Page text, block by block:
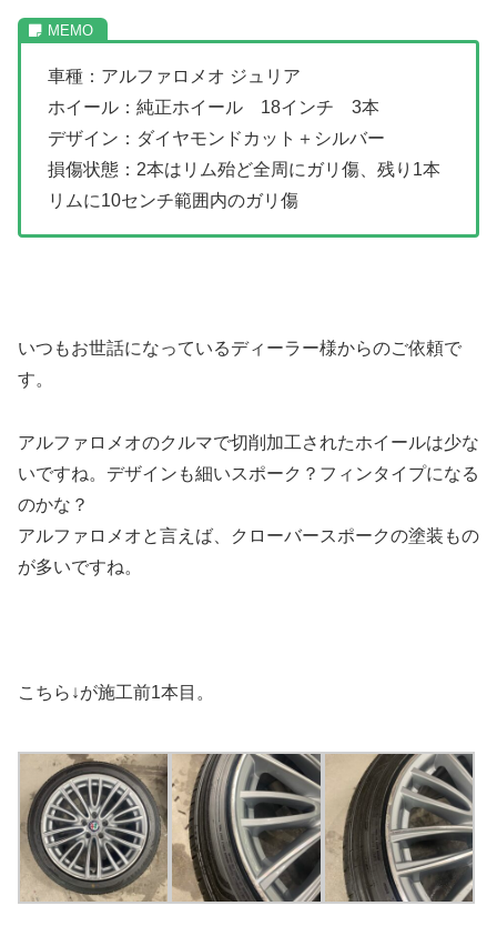
車種：アルファロメオ ジュリア
ホイール：純正ホイール 18インチ 3本
デザイン：ダイヤモンドカット＋シルバー
損傷状態：2本はリム殆ど全周にガリ傷、残り1本
リムに10センチ範囲内のガリ傷
いつもお世話になっているディーラー様からのご依頼で
す。
アルファロメオのクルマで切削加工されたホイールは少な
いですね。デザインも細いスポーク？フィンタイプになる
のかな？
アルファロメオと言えば、クローバースポークの塗装もの
が多いですね。
こちら↓が施工前1本目。